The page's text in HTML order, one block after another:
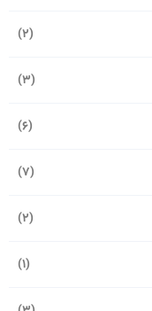
(2)
(3)
(6)
(7)
(2)
(1)